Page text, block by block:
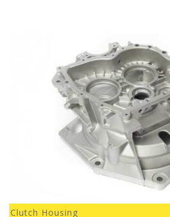
Clutch Housing